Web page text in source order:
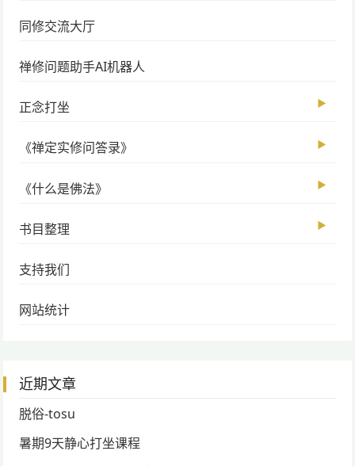
同修交流大厅
禅修问题助手AI机器人
正念打坐 ▶
《禅定实修问答录》 ▶
《什么是佛法》 ▶
书目整理 ▶
支持我们
网站统计
近期文章
脱俗-tosu
暑期9天静心打坐课程